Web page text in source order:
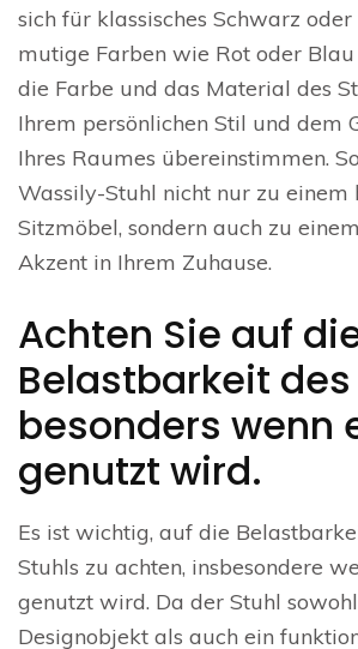
sich für klassisches Schwarz
mutige Farben wie Rot oder Blau
die Farbe und das Material des
Ihrem persönlichen Stil und dem
Ihres Raumes übereinstimmen.
Wassily-Stuhl nicht nur zu einem
Sitzmöbel, sondern auch zu
Akzent in Ihrem Zuhause.
Achten Sie auf
Belastbarkeit
besonders wenn
genutzt wird.
Es ist wichtig, auf die
Stuhls zu achten, insbesondere
genutzt wird. Da der Stuhl
Designobjekt als auch ein